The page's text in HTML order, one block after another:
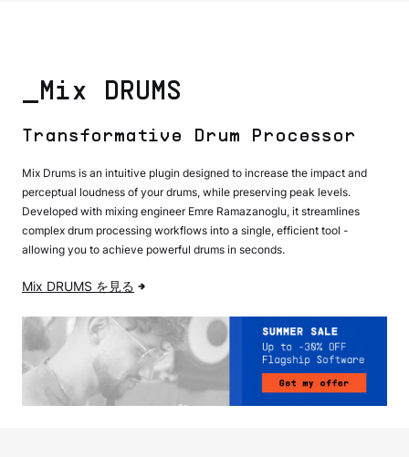
_Mix DRUMS
Transformative Drum Processor
Mix Drums is an intuitive plugin designed to increase the impact and
perceptual loudness of your drums, while preserving peak levels.
Developed with mixing engineer Emre Ramazanoglu, it streamlines
complex drum processing workflows into a single, efficient tool -
allowing you to achieve powerful drums in seconds.
Mix DRUMS を見る